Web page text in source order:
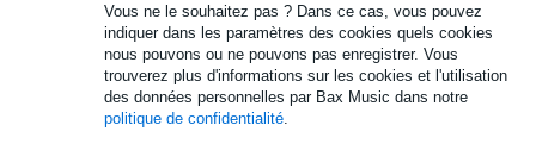
Vous ne le souhaitez pas ? Dans ce cas, vous pouvez
indiquer dans les paramètres des cookies quels cookies
nous pouvons ou ne pouvons pas enregistrer. Vous
trouverez plus d'informations sur les cookies et l'utilisation
des données personnelles par Bax Music dans notre
politique de confidentialité
Accessoires (6)